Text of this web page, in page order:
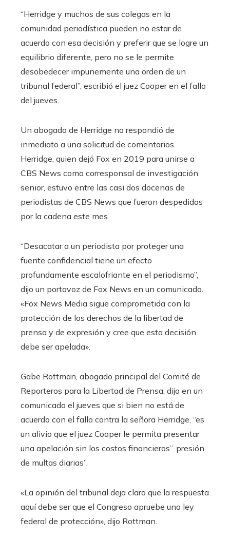
“Herridge y muchos de sus colegas en la
comunidad periodística pueden no estar de
acuerdo con esa decisión y preferir que se logre un
equilibrio diferente, pero no se le permite
desobedecer impunemente una orden de un
tribunal federal”, escribió el juez Cooper en el fallo
del jueves.
Un abogado de Herridge no respondió de
inmediato a una solicitud de comentarios.
Herridge, quien dejó Fox en 2019 para unirse a
CBS News como corresponsal de investigación
senior, estuvo entre las casi dos docenas de
periodistas de CBS News que fueron despedidos
por la cadena este mes.
“Desacatar a un periodista por proteger una
fuente confidencial tiene un efecto
profundamente escalofriante en el periodismo”,
dijo un portavoz de Fox News en un comunicado.
«Fox News Media sigue comprometida con la
protección de los derechos de la libertad de
prensa y de expresión y cree que esta decisión
debe ser apelada».
Gabe Rottman, abogado principal del Comité de
Reporteros para la Libertad de Prensa, dijo en un
comunicado el jueves que si bien no está de
acuerdo con el fallo contra la señora Herridge, “es
un alivio que el juez Cooper le permita presentar
una apelación sin los costos financieros”. presión
de multas diarias”.
«La opinión del tribunal deja claro que la respuesta
aquí debe ser que el Congreso apruebe una ley
federal de protección», dijo Rottman.